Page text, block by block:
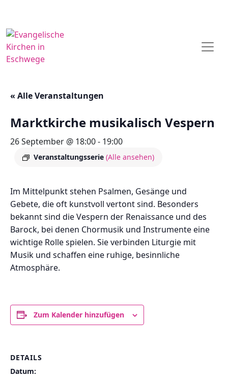
« Alle Veranstaltungen
Marktkirche musikalisch Vespern
26 September @ 18:00- 19:00
Veranstaltungsserie (Alle ansehen)
Im Mittelpunkt stehen Psalmen, Gesänge und
Gebete, die oft kunstvoll vertont sind. Besonders
bekannt sind die Vespern der Renaissance und des
Barock, bei denen Chormusik und Instrumente eine
wichtige Rolle spielen. Sie verbinden Liturgie mit
Musik und schaffen eine ruhige, besinnliche
Atmosphäre.
Zum Kalender hinzufügen
DETAILS
Datum: